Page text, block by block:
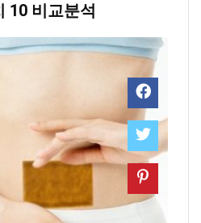
10 비교분석